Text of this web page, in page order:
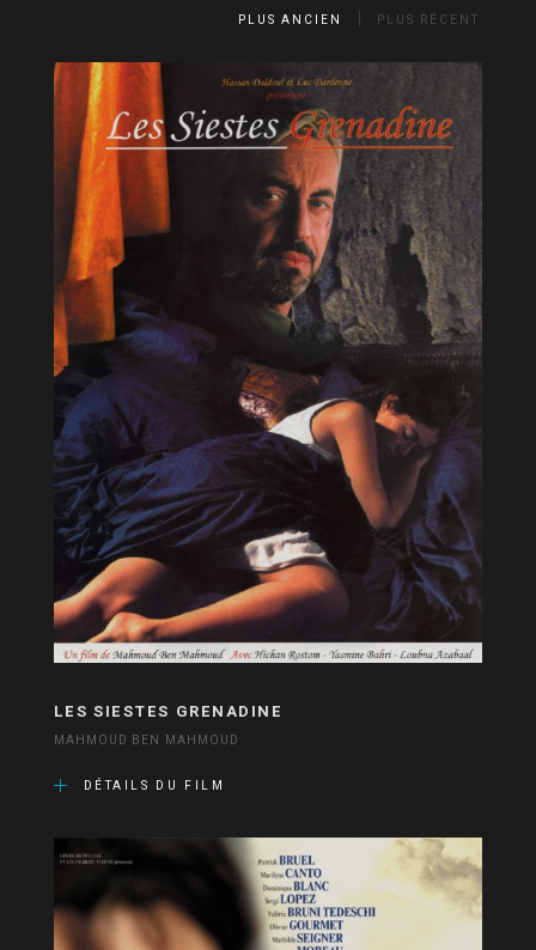
PLUS ANCIEN PLUS RÉCENT
LES SIESTES GRENADINE
MAHMOUD BEN MAHMOUD
DÉTAILS DU FILM